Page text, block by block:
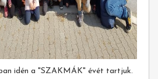
idén a "SZAKMÁK" évét tartjuk.